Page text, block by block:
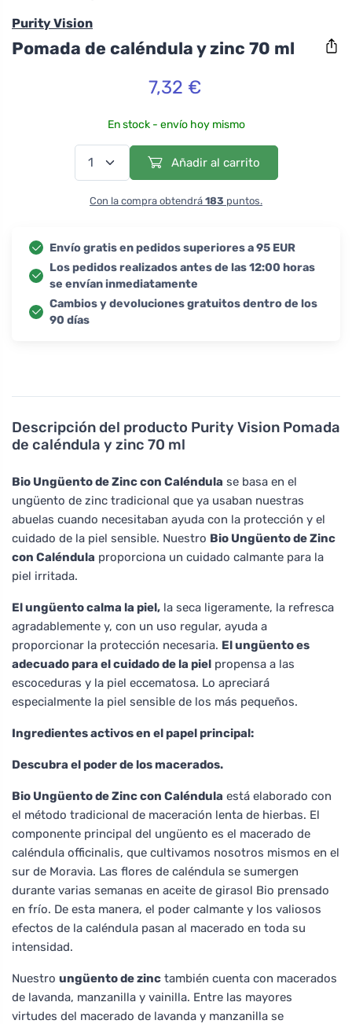
Descripción del producto Purity Vision Pomada
de caléndula y zinc 70 ml
Bio Ungüento de Zinc con Caléndula se basa en el
ungüento de zinc tradicional que ya usaban nuestras
abuelas cuando necesitaban ayuda con la protección y el
cuidado de la piel sensible. Nuestro Bio Ungüento de Zinc
con Caléndula proporciona un cuidado calmante para la
piel irritada.
El ungüento calma la piel, la seca ligeramente, la refresca
agradablemente y, con un uso regular, ayuda a
proporcionar la protección necesaria. El ungüento es
adecuado para el cuidado de la piel propensa a las
escoceduras y la piel eccematosa. Lo apreciará
especialmente la piel sensible de los más pequeños.
Ingredientes activos en el papel principal:
Descubra el poder de los macerados.
Bio Ungüento de Zinc con Caléndula está elaborado con
el método tradicional de maceración lenta de hierbas. El
componente principal del ungüento es el macerado de
caléndula officinalis, que cultivamos nosotros mismos en el
sur de Moravia. Las flores de caléndula se sumergen
durante varias semanas en aceite de girasol Bio prensado
en frío. De esta manera, el poder calmante y los valiosos
efectos de la caléndula pasan al macerado en toda su
intensidad.
Nuestro ungüento de zinc también cuenta con macerados
de lavanda, manzanilla y vainilla. Entre las mayores
virtudes del macerado de lavanda y manzanilla se
Purity Vision
Pomada de caléndula y zinc 70 ml
7,32 €
En stock - envío hoy mismo
Añadir al carrito
Con la compra obtendrá 183 puntos.
Envío gratis en pedidos superiores a 95 EUR
Los pedidos realizados antes de las 12:00 horas
se envían inmediatamente
Cambios y devoluciones gratuitos dentro de los
90 días